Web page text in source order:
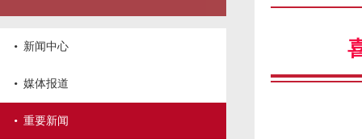
· 新闻中心
· 媒体报道
· 重要新闻